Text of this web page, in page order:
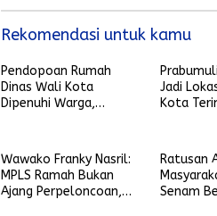
Rekomendasi untuk kamu
Pendopoan Rumah
Dinas Wali Kota
Dipenuhi Warga,
Jadi
Kota
Wawako Franky Nasril:
MPLS Ramah Bukan
Ajang Perpeloncoan,
Ratusan
Senam